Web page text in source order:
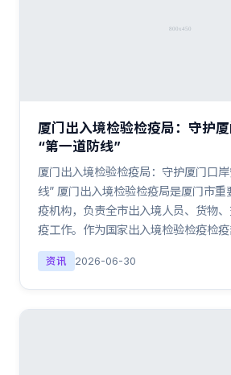
厦门出入境检验检疫局：守护
“第一道防线”
厦门出入境检验检疫局：守护厦门口
线” 厦门出入境检验检疫局是厦门市重
疫机构，负责全市出入境人员、货物
疫工作。作为国家出入境检验检疫检
资讯 2026-06-30